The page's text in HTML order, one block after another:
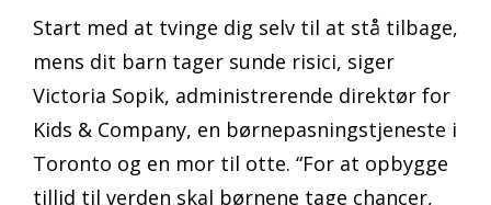
Start med at tvinge dig selv til at stå tilbage,
mens dit barn tager sunde risici, siger
Victoria Sopik, administrerende direktør for
Kids & Company, en børnepasningstjeneste i
Toronto og en mor til otte. “For at opbygge
tillid til verden skal børnene tage chancer,